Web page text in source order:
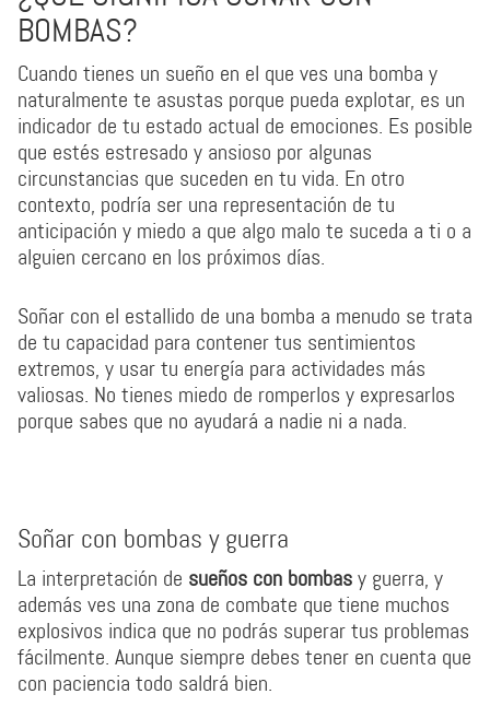
BOMBAS?
Cuando tienes un sueño en el que ves una bomba y
naturalmente te asustas porque pueda explotar, es un
indicador de tu estado actual de emociones. Es posible
que estés estresado y ansioso por algunas
circunstancias que suceden en tu vida. En otro
contexto, podría ser una representación de tu
anticipación y miedo a que algo malo te suceda a ti o a
alguien cercano en los próximos días.
Soñar con el estallido de una bomba a menudo se trata
de tu capacidad para contener tus sentimientos
extremos, y usar tu energía para actividades más
valiosas. No tienes miedo de romperlos y expresarlos
porque sabes que no ayudará a nadie ni a nada.
Soñar con bombas y guerra
La interpretación de sueños con bombasy guerra, y
además ves una zona de combate que tiene muchos
explosivos indica que no podrás superar tus problemas
fácilmente. Aunque siempre debes tener en cuenta que
con paciencia todo saldrá bien.